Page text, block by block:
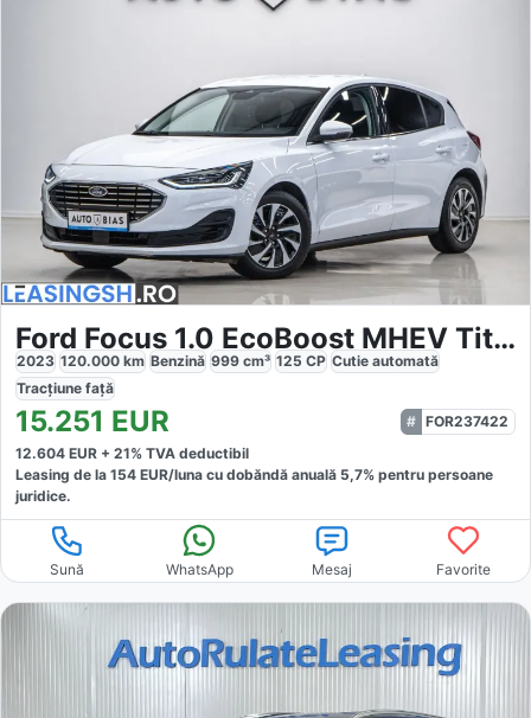
Ford Focus 1.0 EcoBoost MHEV Titanium
2023 120.000 km Benzină 999 cm³ 125 CP Cutie automată
Tracțiune față
15.251 EUR
FOR237422
12.604 EUR + 21% TVA deductibil
Leasing de la 154 EUR/luna cu dobăndă anuală 5,7% pentru persoane
juridice.
Sună WhatsApp Mesaj Favorite